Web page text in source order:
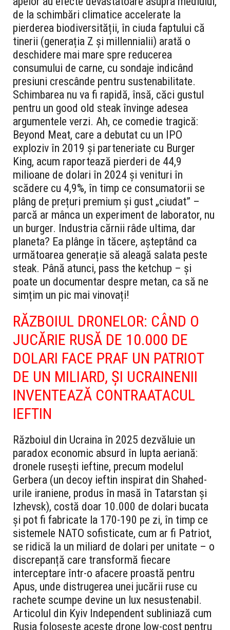
de la schimbări climatice accelerate la
pierderea biodiversității, în ciuda faptului că
tinerii (generația Z și millennialii) arată o
deschidere mai mare spre reducerea
consumului de carne, cu sondaje indicând
presiuni crescânde pentru sustenabilitate.
Schimbarea nu va fi rapidă, însă, căci gustul
pentru un good old steak învinge adesea
argumentele verzi. Ah, ce comedie tragică:
Beyond Meat, care a debutat cu un IPO
exploziv în 2019 și parteneriate cu Burger
King, acum raportează pierderi de 44,9
milioane de dolari în 2024 și venituri în
scădere cu 4,9%, în timp ce consumatorii se
plâng de prețuri premium și gust „ciudat” –
parcă ar mânca un experiment de laborator, nu
un burger. Industria cărnii râde ultima, dar
planeta? Ea plânge în tăcere, așteptând ca
următoarea generație să aleagă salata peste
steak. Până atunci, pass the ketchup – și
poate un documentar despre metan, ca să ne
simțim un pic mai vinovați!
RĂZBOIUL DRONELOR: CÂND O
JUCĂRIE RUSĂ DE 10.000 DE
DOLARI FACE PRAF UN PATRIOT
DE UN MILIARD, ȘI UCRAINENII
INVENTEAZĂ CONTRAATACUL
IEFTIN
Războiul din Ucraina în 2025 dezvăluie un
paradox economic absurd în lupta aeriană:
dronele rusești ieftine, precum modelul
Gerbera (un decoy ieftin inspirat din Shahed-
urile iraniene, produs în masă în Tatarstan și
Izhevsk), costă doar 10.000 de dolari bucata
și pot fi fabricate la 170-190 pe zi, în timp ce
sistemele NATO sofisticate, cum ar fi Patriot,
se ridică la un miliard de dolari per unitate – o
discrepanță care transformă fiecare
interceptare într-o afacere proastă pentru
Apus, unde distrugerea unei jucării ruse cu
rachete scumpe devine un lux nesustenabil.
Articolul din Kyiv Independent subliniază cum
Rusia folosește aceste drone low-cost pentru